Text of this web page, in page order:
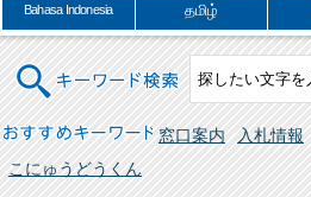
Bahasa Indonesia தமிழ்
キーワード検索
おすすめキーワード 窓口案内 入札情報
こにゅうどうくん